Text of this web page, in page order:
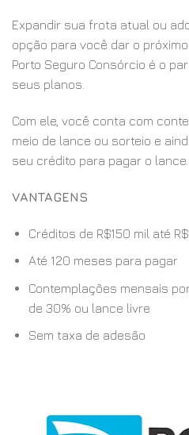
Expandir sua frota atual ou
opção para você dar o
Porto Seguro Consórcio é o
seus planos.
Com ele, você conta com
meio de lance ou sorteio e
seu crédito para pagar o lance.
VANTAGENS
Créditos de R$150 mil até
Até 120 meses para pagar
Contemplações mensais
de 30% ou lance livre
Sem taxa de adesão